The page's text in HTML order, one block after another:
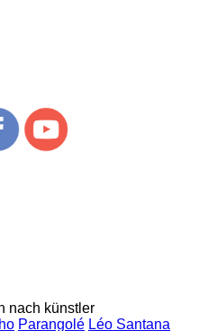
nach künstler
Parangolé Léo Santana